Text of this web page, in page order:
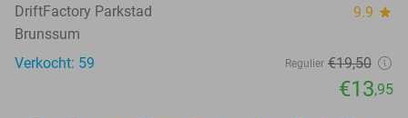
DriftFactory Parkstad 9.9 star
Brunssum
Verkocht: 59
Regulier €19,50
€13,95